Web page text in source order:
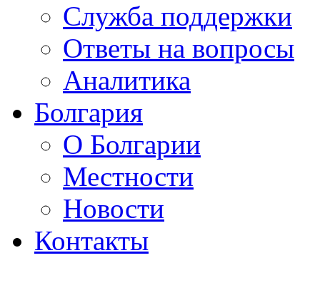
Служба поддержки
Ответы на вопросы
Аналитика
Болгария
О Болгарии
Местности
Новости
Контакты